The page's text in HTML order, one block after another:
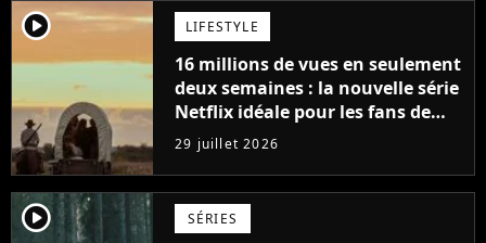
player2 LIFESTYLE
16 millions de vues en seulement
deux semaines : la nouvelle série
Netflix idéale pour les fans de
Yellowstone
29 juillet 2026
player2 SÉRIES